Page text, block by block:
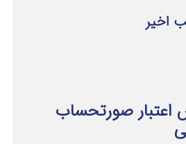
اخیر
اعتبار صورتحساب